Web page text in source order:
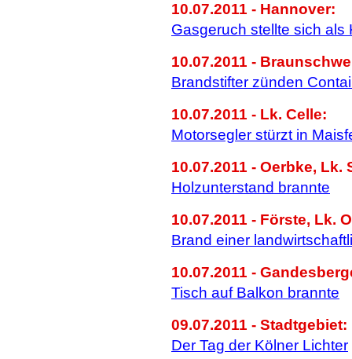
10.07.2011 - Hannover:
Gasgeruch stellte sich als
10.07.2011 -
Brandstifter zünden
10.07.2011 - Lk. Celle:
Motorsegler stürzt in
10.07.2011 - Oerbke,
Holzunterstand brannte
10.07.2011 - Förste, Lk.
Brand einer
10.07.2011 -
Tisch auf Balkon brannte
09.07.2011 - Stadtgebiet:
Der Tag der Kölner Lichter